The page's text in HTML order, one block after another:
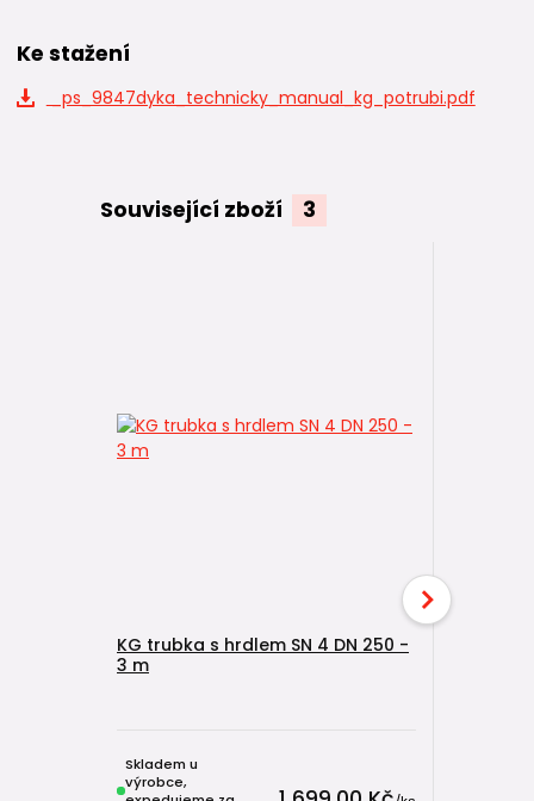
Ke stažení
_ps_9847dyka_technicky_manual_kg_potrubi.pdf
Související zboží 3
KG trubka s hrdlem SN 4 DN 250 -
3 m
Skladem u
výrobce,